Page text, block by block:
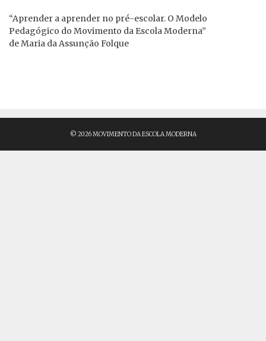
“Aprender a aprender no pré-escolar. O Modelo
Pedagógico do Movimento da Escola Moderna”
de Maria da Assunção Folque
© 2026 MOVIMENTO DA ESCOLA MODERNA